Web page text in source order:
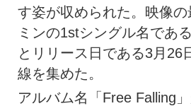
す姿が収められた。映像
ミンの1stシングル名であ
とリリース日である3月26
線を集めた。
アルバム名「Free Falling